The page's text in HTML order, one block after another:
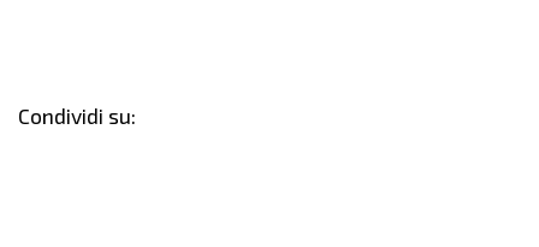
Condividi su: